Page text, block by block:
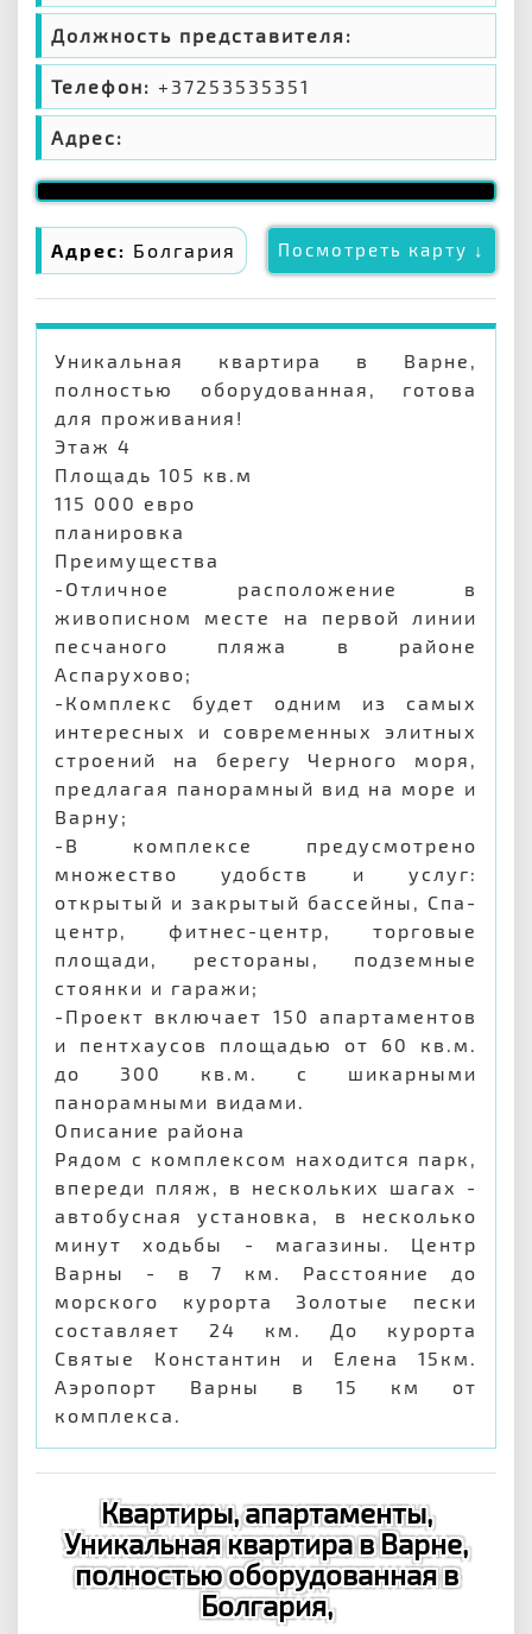
Должность представителя:
Телефон: +37253535351
Адрес:
Адрес: Болгария Посмотреть карту ↓
Уникальная квартира в Варне,
полностью оборудованная, готова
для проживания!
Этаж 4
Площадь 105 кв.м
115 000 евро
планировка
Преимущества
-Отличное расположение в
живописном месте на первой линии
песчаного пляжа в районе
Аспарухово;
-Комплекс будет одним из самых
интересных и современных элитных
строений на берегу Черного моря,
предлагая панорамный вид на море и
Варну;
-В комплексе предусмотрено
множество удобств и услуг:
открытый и закрытый бассейны, Спа-
центр, фитнес-центр, торговые
площади, рестораны, подземные
стоянки и гаражи;
-Проект включает 150 апартаментов
и пентхаусов площадью от 60 кв.м.
до 300 кв.м. с шикарными
панорамными видами.
Описание района
Рядом с комплексом находится парк,
впереди пляж, в нескольких шагах -
автобусная установка, в несколько
минут ходьбы - магазины. Центр
Варны - в 7 км. Расстояние до
морского курорта Золотые пески
составляет 24 км. До курорта
Святые Константин и Елена 15км.
Аэропорт Варны в 15 км от
комплекса.
Квартиры, апартаменты,
Уникальная квартира в Варне,
полностью оборудованная в
Болгария,